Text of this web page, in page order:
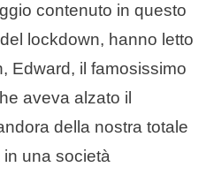
contenuto in questo
lockdown, hanno letto
Edward, il famosissimo
aveva alzato il
della nostra totale
una società